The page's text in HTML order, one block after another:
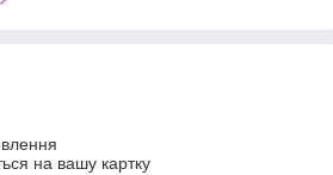
на вашу картку